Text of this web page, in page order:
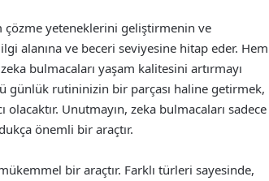
çözme yeteneklerini geliştirmenin ve
alanına ve beceri seviyesine hitap eder. Hem
bulmacaları yaşam kalitesini artırmayı
günlük rutininizin bir parçası haline getirmek,
olacaktır. Unutmayın, zeka bulmacaları sadece
önemli bir araçtır.
bir araçtır. Farklı türleri sayesinde,